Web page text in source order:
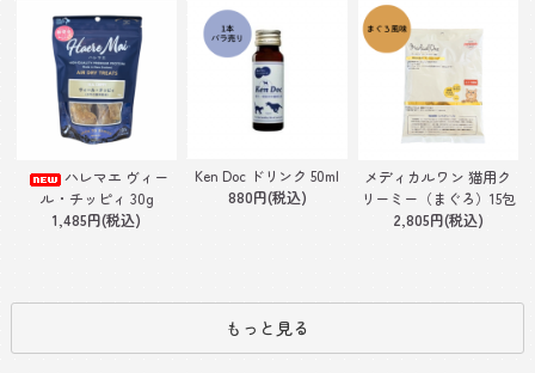
ハレマエ ヴィー
ル・チッピィ 30g
1,485円(税込)
Ken Doc ドリンク 50ml
880円(税込)
メディカルワン 猫用ク
リーミー（まぐろ）15包
2,805円(税込)
もっと見る